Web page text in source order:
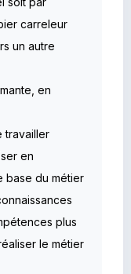
carreleur
un autre
en
travailler
en
base du métier
plus
le métier